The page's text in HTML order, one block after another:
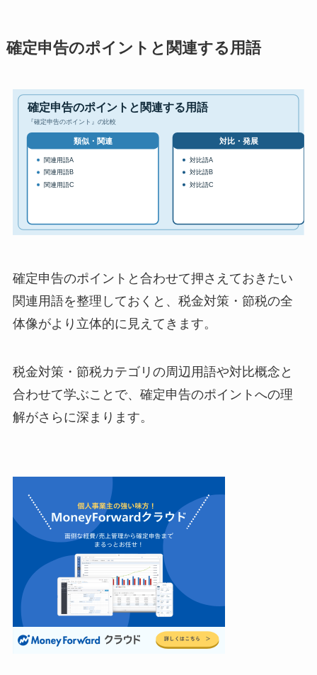
確定申告のポイントと関連する用語
確定申告のポイントと合わせて押さえておきたい
関連用語を整理しておくと、税金対策・節税の全
体像がより立体的に見えてきます。
税金対策・節税カテゴリの周辺用語や対比概念と
合わせて学ぶことで、確定申告のポイントへの理
解がさらに深まります。